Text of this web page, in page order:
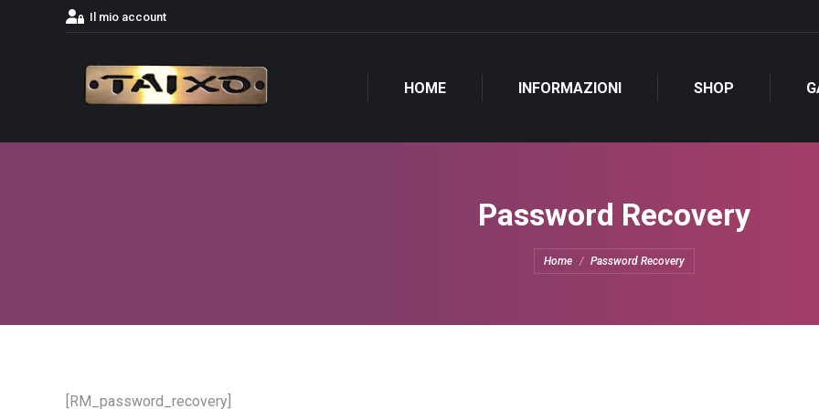
Il mio account
HOME INFORMAZIONI SHOP
Password Recovery
Tu sei qui:
Home Password Recovery
[RM_password_recovery]